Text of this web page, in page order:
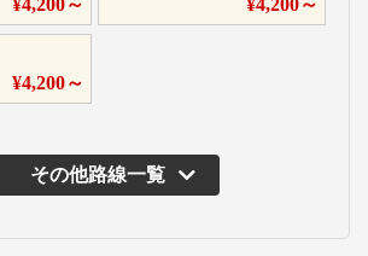
¥4,200～ ¥4,200～
¥4,200～
その他路線一覧